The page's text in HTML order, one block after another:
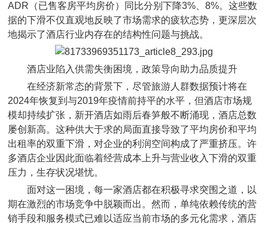
ADR（已售客房平均房价）同比分别下降3%、8%。这些数
据的下滑不仅直观地反映了市场需求的疲软态势，更深层次
地揭示了酒店行业内存在的结构性问题与挑战。
酒店业陷入供需失衡困境，政策导向助力品质提升
在经济新常态的背景下，尽管旅游人群数据预计将在
2024年恢复到与2019年疫情前持平的水平，但酒店市场规
模却持续扩张，新开酒店如雨后春笋般不断涌现，酒店总数
屡创新高。这种供大于求的局面直接导致了平均房价和平均
出租率的双重下滑，对企业的利润空间构成了严重挤压。许
多酒店企业因此面临着经营成本上升与营业收入下滑的双重
压力，生存状况堪忧。
面对这一困境，每一家酒店都在积极寻求突围之道，以
期在激烈的市场竞争中脱颖而出。然而，单纯依赖传统的营
销手段和服务模式已难以适应当前市场的多元化需求，酒店